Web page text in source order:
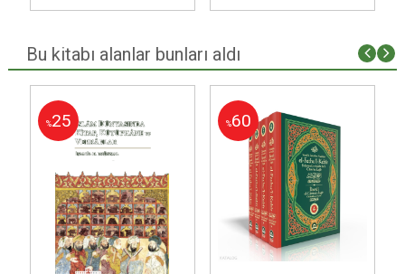
Bu kitabı alanlar bunları aldı
%25 %60